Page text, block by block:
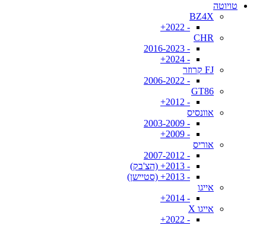
טויוטה
BZ4X
- 2022+
CHR
- 2016-2023
- 2024+
FJ קרוזר
- 2006-2022
GT86
- 2012+
אוונסיס
- 2003-2009
- 2009+
אוריס
- 2007-2012
- 2013+ (הצ'בק)
- 2013+ (סטיישן)
אייגו
- 2014+
אייגו X
- 2022+